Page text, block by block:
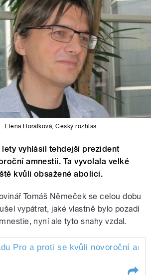
Elena Horálková,Český rozhlas
vyhlásil tehdejší prezident
amnestii. Ta vyvolala velké
kvůli obsažené abolici.
Tomáš Němeček se celou dobu
vypátrat, jaké vlastně bylo pozadí
nyní ale tyto snahy vzdal.
Pro a proti se kvůli novoroční